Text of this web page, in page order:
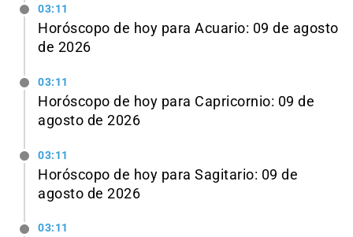
03:11
Horóscopo de hoy para Acuario: 09 de agosto
de 2026
03:11
Horóscopo de hoy para Capricornio: 09 de
agosto de 2026
03:11
Horóscopo de hoy para Sagitario: 09 de
agosto de 2026
03:11